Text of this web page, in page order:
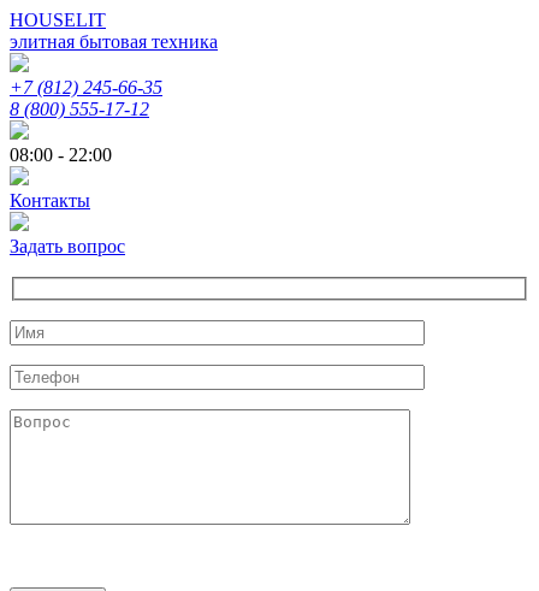
HOUSELIT
элитная бытовая техника
+7 (812) 245-66-35
8 (800) 555-17-12
08:00 - 22:00
Контакты
Задать вопрос